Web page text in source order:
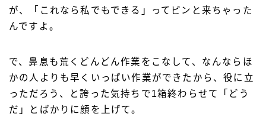
が、「これなら私でもできる」ってピンと来ちゃった
んですよ。
で、鼻息も荒くどんどん作業をこなして、なんならほ
かの人よりも早くいっぱい作業ができたから、役に立
っただろう、と誇った気持ちで1箱終わらせて「どう
だ」とばかりに顔を上げて。